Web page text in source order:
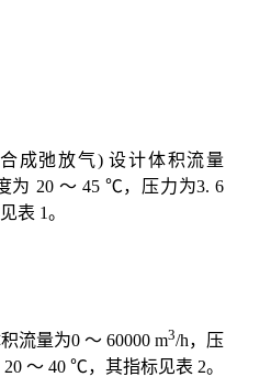
成弛放气) 设计体积流量
为 20 ～ 45 ℃，压力为3. 6
表 1。
流量为0 ～ 60000 m3/h，压
20 ～ 40 ℃，其指标见表 2。